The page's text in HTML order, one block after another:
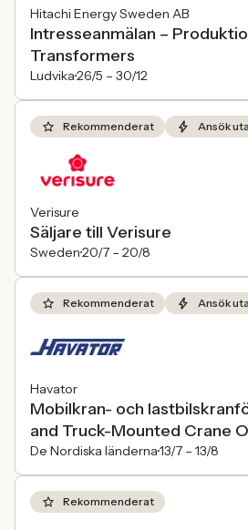
Hitachi Energy Sweden AB
Intresseanmälan –
Transformers
Ludvika26/5 – 30/12
Rekommenderat Ansök
Verisure
Säljare till Verisure
Sweden20/7 – 20/8
Rekommenderat Ansök
Havator
Mobilkran- och
and Truck-Mounted Crane
De Nordiska länderna13/7 – 13/8
Rekommenderat